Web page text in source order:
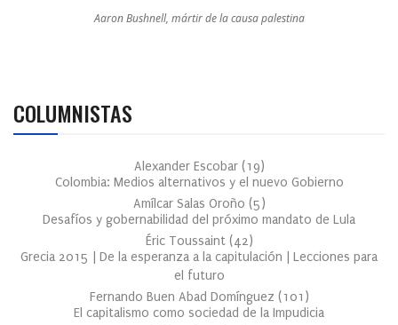
Aaron Bushnell, mártir de la causa palestina
COLUMNISTAS
Alexander Escobar (19)
Colombia: Medios alternativos y el nuevo Gobierno
Amílcar Salas Oroño (5)
Desafíos y gobernabilidad del próximo mandato de Lula
Éric Toussaint (42)
Grecia 2015 | De la esperanza a la capitulación | Lecciones para
el futuro
Fernando Buen Abad Domínguez (101 )
El capitalismo como sociedad de la Impudicia